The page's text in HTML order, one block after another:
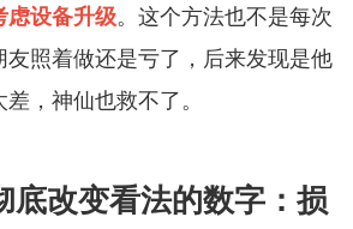
虑设备升级。这个方法也不是每次
友照着做还是亏了，后来发现是他
，神仙也救不了。
底改变看法的数字：损